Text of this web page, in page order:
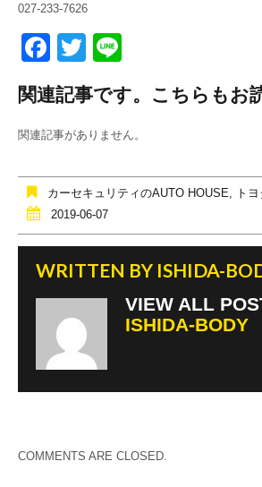
027-233-7626
F
a
c
e
o
o
k
T
tt
er
e
関連記事です。こちらもお
関連記事がありません。
カーセキュリティのAUTO HOUSE, トヨ
2019-06-07
WRITTEN BY ISHIDA-
VIEW ALL
ISHIDA-BODY
COMMENTS ARE CLOSED.